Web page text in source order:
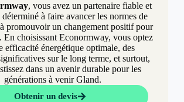
, vous avez un partenaire fiable et
à faire avancer les normes de
promouvoir un changement positif pour
En choisissant Econormway, vous optez
efficacité énergétique optimale, des
sur le long terme, et surtout,
dans un avenir durable pour les
générations à venir Gland.
Obtenir un devis